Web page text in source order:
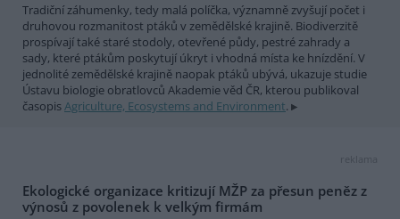
Tradiční záhumenky, tedy malá políčka, významně zvyšují počet i
druhovou rozmanitost ptáků v zemědělské krajině. Biodiverzitě
prospívají také staré stodoly, otevřené půdy, pestré zahrady a
sady, které ptákům poskytují úkryt i vhodná místa ke hnízdění. V
jednolité zemědělské krajině naopak ptáků ubývá, ukazuje studie
Ústavu biologie obratlovců Akademie věd ČR, kterou publikoval
časopisAgriculture, Ecosystems and Environment.
reklama
Ekologické organizace kritizují MŽP za přesun peněz z
výnosů z povolenek k velkým firmám